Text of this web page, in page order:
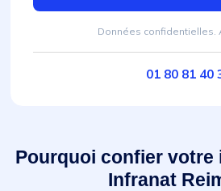
Données confidentielles.
01 80 81 40
Pourquoi confier votre
Infranat